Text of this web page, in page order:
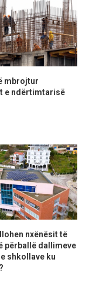
mbrojtur
e ndërtimtarisë
nxënësit të
përballë dallimeve
shkollave ku